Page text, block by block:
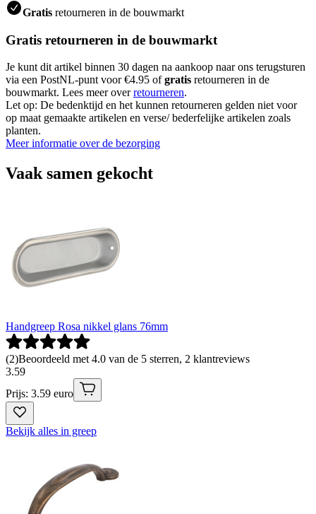
Gratis retourneren in de bouwmarkt
Gratis retourneren in de bouwmarkt
Je kunt dit artikel binnen 30 dagen na aankoop naar ons terugsturen
via een PostNL-punt voor €4.95 ofgratis retourneren in de
bouwmarkt. Lees meer overretourneren.
Let op: De bedenktijd en het kunnen retourneren gelden niet voor
op maat gemaakte artikelen en verse/ bederfelijke artikelen zoals
planten.
Meer informatie over de bezorging
Vaak samen gekocht
Handgreep Rosa nikkel glans 76mm
(2)Beoordeeld met 4.0 van de 5 sterren, 2 klantreviews
3.59
Prijs: 3.59 euro
Bekijk alles in greep